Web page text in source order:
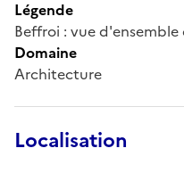
Légende
Beffroi : vue d'ensemble
Domaine
Architecture
Localisation